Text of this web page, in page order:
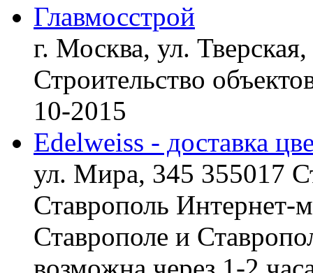
Главмосстрой
г. Москва, ул.
Строительство
10-2015
Edelweiss - доставка
ул. Мира, 345 355017
Ставрополь Интернет-
Ставрополе и